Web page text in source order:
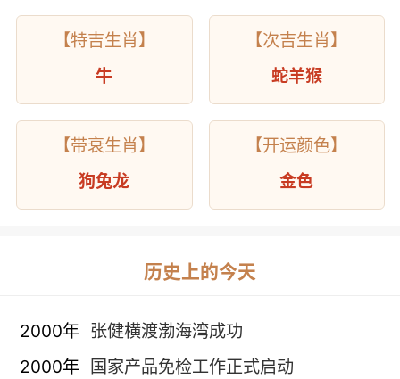
【特吉生肖】
牛
【次吉生肖】
蛇羊猴
【带衰生肖】
狗兔龙
【开运颜色】
金色
历史上的今天
2000年 张健横渡渤海湾成功
2000年
国家产品免检工作正式启动